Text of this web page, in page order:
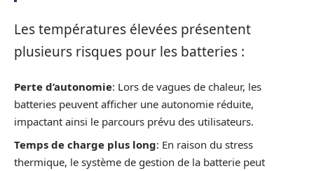
Les températures élevées présentent
plusieurs risques pour les batteries :
Perte d’autonomie: Lors de vagues de chaleur, les
batteries peuvent afficher une autonomie réduite,
impactant ainsi le parcours prévu des utilisateurs.
Temps de charge plus long: En raison du stress
thermique, le système de gestion de la batterie peut